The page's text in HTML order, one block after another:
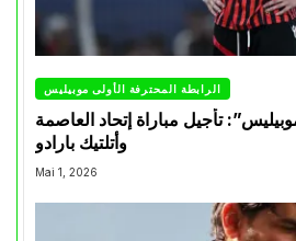
الرابطة المحترفة الأولى موبيليس
تأجيل مباراة إتحاد العاصمة
وأتلتيك بارادو
Mai 1, 2026